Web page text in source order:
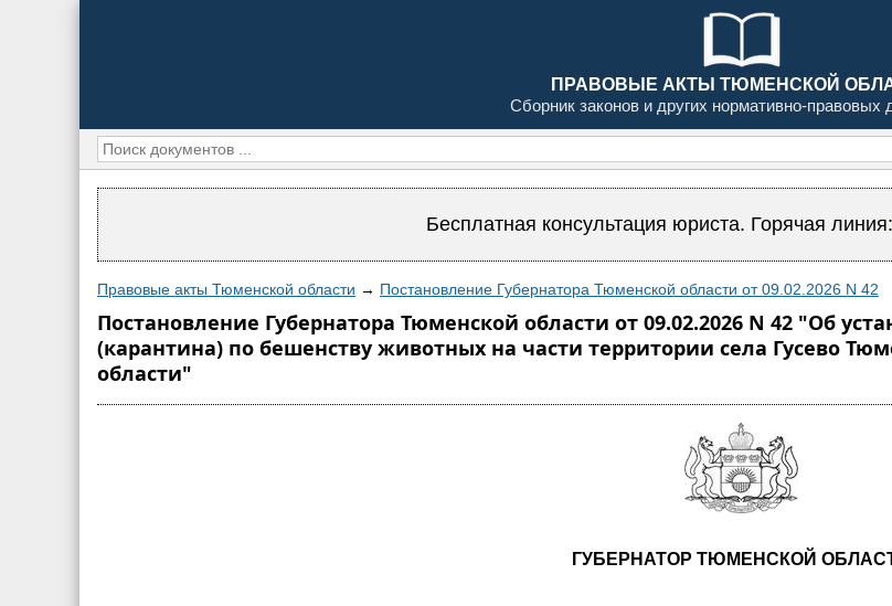
ПРАВОВЫЕ АКТЫ ТЮМЕНСКОЙ
Сборник законов и других нормативно-правовых
Бесплатная консультация юриста. Горячая линия:
Правовые акты Тюменской области → Постановление Губернатора Тюменской области от 09.02.2026 N 42
Постановление Губернатора Тюменской области от 09.02.2026 N 42 "Об
(карантина) по бешенству животных на части территории села Гусево
области"
ГУБЕРНАТОР ТЮМЕНСКОЙ